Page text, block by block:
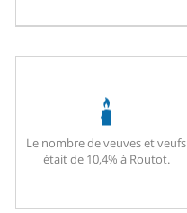
Le nombre de veuves et veufs
était de 10,4% à Routot.